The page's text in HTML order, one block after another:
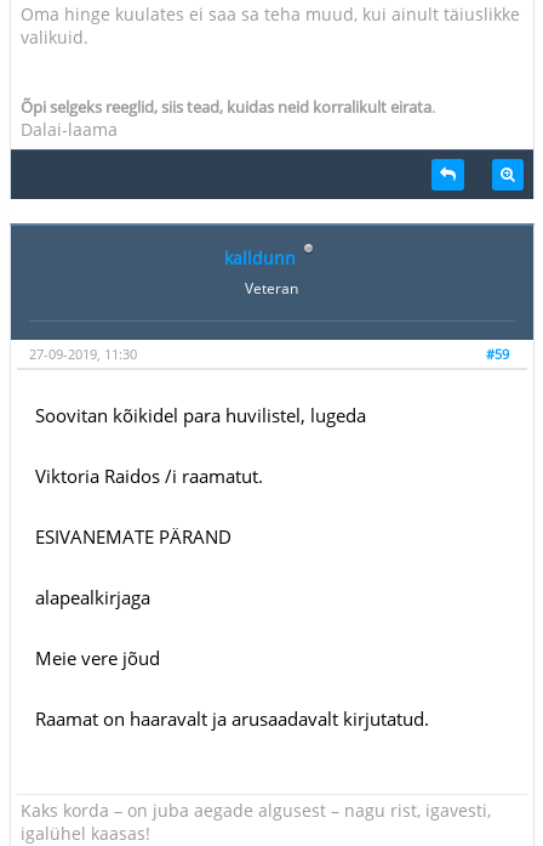
Oma hinge kuulates ei saa sa teha muud, kui ainult täiuslikke
valikuid.
Õpi selgeks reeglid, siis tead, kuidas neid korralikult eirata.
Dalai-laama
kalldunn
Veteran
#59
27-09-2019, 11:30
Soovitan kõikidel para huvilistel, lugeda
Viktoria Raidos /i raamatut.
ESIVANEMATE PÄRAND
alapealkirjaga
Meie vere jõud
Raamat on haaravalt ja arusaadavalt kirjutatud.
Kaks korda – on juba aegade algusest – nagu rist, igavesti,
igalühel kaasas!